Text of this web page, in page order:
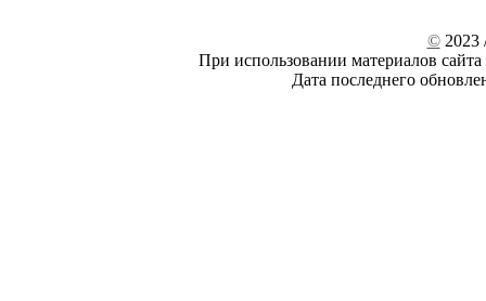
©2023
При использовании материалов
Дата последнего